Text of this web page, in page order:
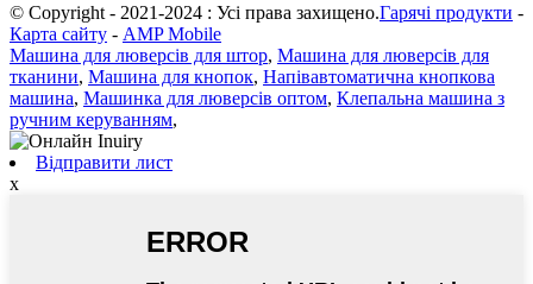
© Copyright - 2021-2024 : Усі права захищено.Гарячі продукти -
Карта сайту - AMP Mobile
Машина для люверсів для штор, Машина для люверсів для
тканини, Машина для кнопок, Напівавтоматична кнопкова
машина, Машинка для люверсів оптом, Клепальна машина з
ручним керуванням,
Відправити лист
x